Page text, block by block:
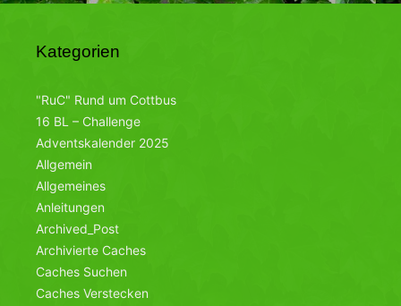
Kategorien
"RuC" Rund um Cottbus
16 BL – Challenge
Adventskalender 2025
Allgemein
Allgemeines
Anleitungen
Archived_Post
Archivierte Caches
Caches Suchen
Caches Verstecken